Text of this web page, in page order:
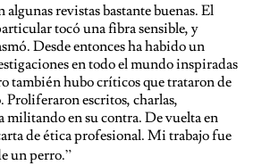
algunas revistas bastante buenas. El
tocó una fibra sensible, y
Desde entonces ha habido un
en todo el mundo inspiradas
también hubo críticos que trataron de
Proliferaron escritos, charlas,
militando en su contra. De vuelta en
de ética profesional. Mi trabajo fue
un perro.”